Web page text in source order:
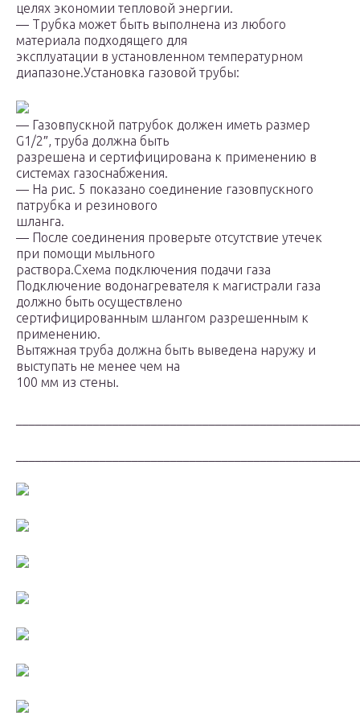
целях экономии тепловой энергии.
— Трубка может быть выполнена из любого
материала подходящего для
эксплуатации в установленном температурном
диапазоне.Установка газовой трубы:
— Газовпускной патрубок должен иметь размер
G1/2″, труба должна быть
разрешена и сертифицирована к применению в
системах газоснабжения.
— На рис. 5 показано соединение газовпускного
патрубка и резинового
шланга.
— После соединения проверьте отсутствие утечек
при помощи мыльного
раствора.Схема подключения подачи газа
Подключение водонагревателя к магистрали газа
должно быть осуществлено
сертифицированным шлангом разрешенным к
применению.
Вытяжная труба должна быть выведена наружу и
выступать не менее чем на
100 мм из стены.